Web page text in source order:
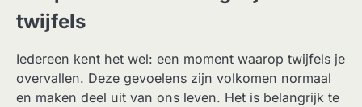
twijfels
Iedereen kent het wel: een moment waarop twijfels je
overvallen. Deze gevoelens zijn volkomen normaal
en maken deel uit van ons leven. Het is belangrijk te